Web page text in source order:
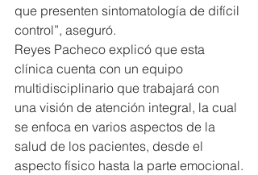
que presenten sintomatología de difícil
control”, aseguró.
Reyes Pacheco explicó que esta
clínica cuenta con un equipo
multidisciplinario que trabajará con
una visión de atención integral, la cual
se enfoca en varios aspectos de la
salud de los pacientes, desde el
aspecto físico hasta la parte emocional.